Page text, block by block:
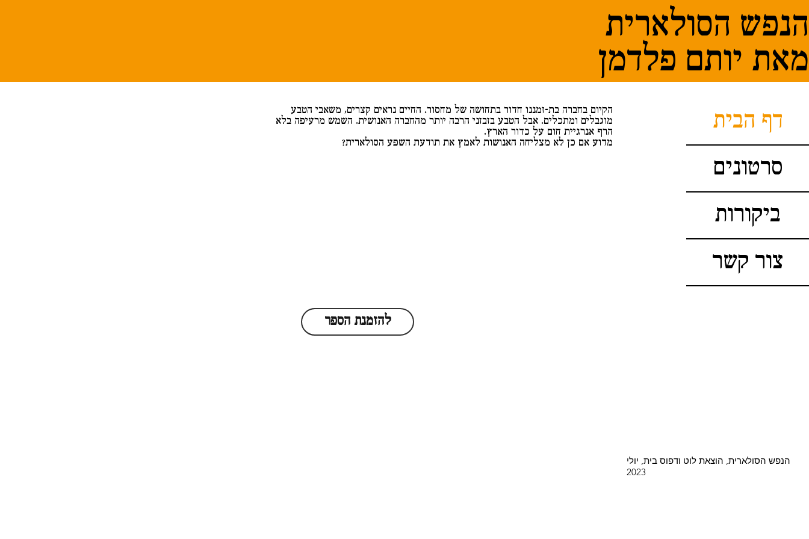
הנפש הסולארית
מאת יותם פלדמן
דף הבית
סרטונים
ביקורות
צור קשר
הקיום בחברה בת-זמננו חדור בתחושה של מחסור. החיים נראים קצרים, משאבי הטבע
מוגבלים ומתכלים. אבל הטבע בזבזני הרבה יותר מהחברה האנושית. השמש מרעיפה בלא
הרף אנרגיית חום על כדור הארץ.
מדוע אם כן לא מצליחה האנושות לאמץ את תודעת השפע הסולארית?
להזמנת הספר
הנפש הסולארית, הוצאת לוט ודפוס בית, יולי
2023